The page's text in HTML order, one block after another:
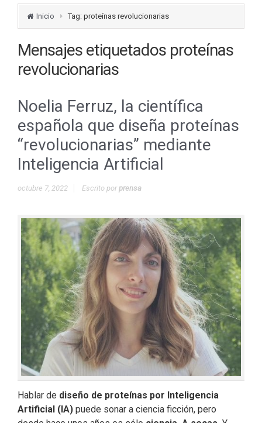
Inicio Tag: proteínas revolucionarias
Mensajes etiquetados proteínas
revolucionarias
Noelia Ferruz, la científica
española que diseña proteínas
“revolucionarias” mediante
Inteligencia Artificial
octubre 7, 2022 Escrito porprensa
Hablar de diseño de proteínas por Inteligencia
Artificial (IA) puede sonar a ciencia ficción, pero